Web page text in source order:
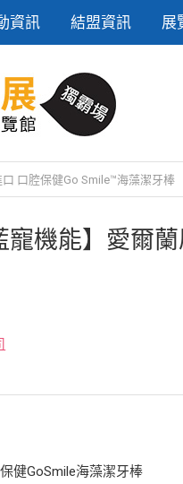
資訊 結盟資訊 展
口 口腔保健Go Smile™海藻潔牙棒
寵機能】愛爾
健GoSmile海藻潔牙棒